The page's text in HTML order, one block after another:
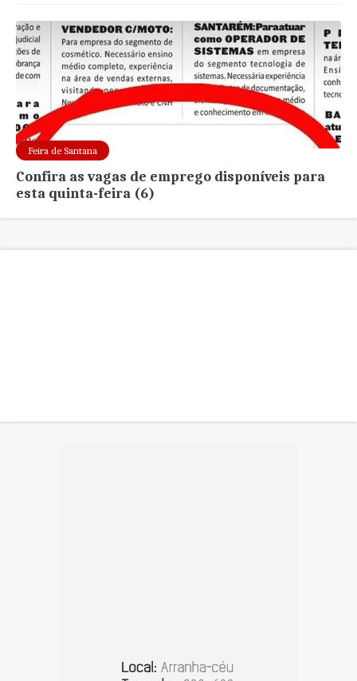
Feira de Santana
Confira as vagas de emprego disponíveis para
esta quinta-feira (6)